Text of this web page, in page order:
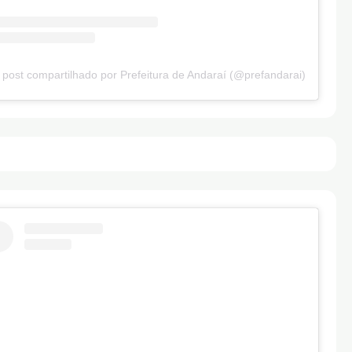
post compartilhado por Prefeitura de Andaraí (@prefandarai)